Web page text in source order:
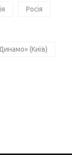
Росія
(Київ)